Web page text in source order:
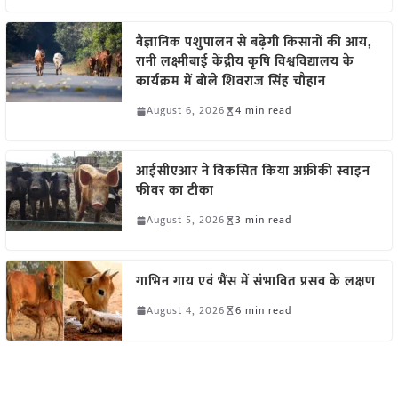
वैज्ञानिक पशुपालन से बढ़ेगी किसानों की आय,
रानी लक्ष्मीबाई केंद्रीय कृषि विश्वविद्यालय के
कार्यक्रम में बोले शिवराज सिंह चौहान
August 6, 2026 4 min read
आईसीएआर ने विकसित किया अफ्रीकी स्वाइन
फीवर का टीका
August 5, 2026 3 min read
गाभिन गाय एवं भैंस में संभावित प्रसव के लक्षण
August 4, 2026 6 min read